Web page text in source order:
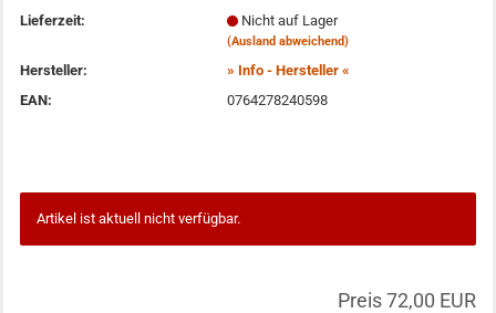
Lieferzeit:
Nicht auf Lager
(Ausland abweichend)
Hersteller:
» Info - Hersteller «
EAN:
0764278240598
Artikel ist aktuell nicht verfügbar.
Preis 72,00 EUR